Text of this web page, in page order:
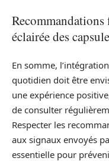
éclairée des
En somme,
quotidien doit être
une expérience
de consulter
Respecter les
aux signaux envoyés
essentielle pour